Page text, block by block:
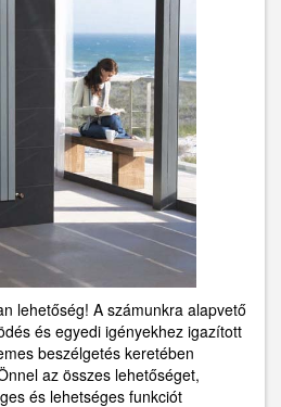
lehetőség! A számunkra alapvető
és egyedi igényekhez igazított
beszélgetés keretében
az összes lehetőséget,
és lehetséges funkciót